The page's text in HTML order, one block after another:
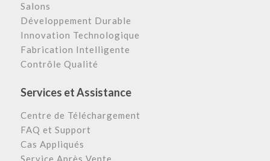
Salons
Développement Durable
Innovation Technologique
Fabrication Intelligente
Contrôle Qualité
Services et Assistance
Centre de Téléchargement
FAQ et Support
Cas Appliqués
Service Après Vente